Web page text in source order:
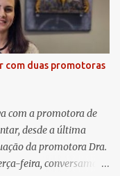
e aprovadas
Política de
e do regulamento
da cooperativa com a
de Coordenadores de
Sidnei Strejevitch, fez
com duas promotoras
com a promotora de
desde a última
da promotora Dra.
feira, conversamos